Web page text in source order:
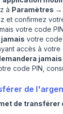
à Paramètres →
et confirmez
votre code
jamais votre code
accès à
code PIN,
de
de transférer